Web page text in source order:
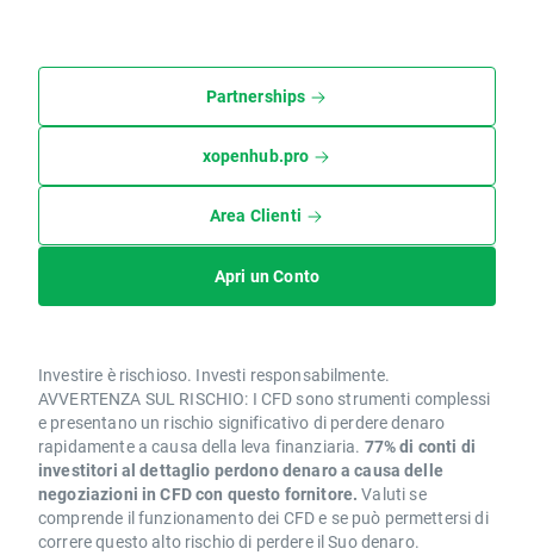
Partnerships
xopenhub.pro
Area Clienti
Apri un Conto
Investire è rischioso. Investi responsabilmente.
AVVERTENZA SUL RISCHIO: I CFD sono strumenti complessi
e presentano un rischio significativo di perdere denaro
rapidamente a causa della leva finanziaria. 77% di conti di
investitori al dettaglio perdono denaro a causa delle
negoziazioni in CFD con questo fornitore. Valuti se
comprende il funzionamento dei CFD e se può permettersi di
correre questo alto rischio di perdere il Suo denaro.